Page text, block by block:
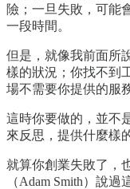
險；一旦失敗，可能
一段時間。
但是，就像我前面所
樣的狀況；你找不到
場不需要你提供的服
這時你要做的，並不
來反思，提供什麼樣
就算你創業失敗了，
（Adam Smith）說過